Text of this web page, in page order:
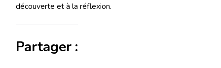
découverte et à la réflexion.
Partager :